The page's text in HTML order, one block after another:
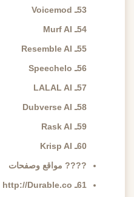
53ـ Voicemod
54ـ Murf AI
55ـ Resemble AI
56ـ Speechelo
57ـ LALAL AI
58ـ Dubverse AI
59ـ Rask AI
60ـ Krisp AI
????️ مواقع وصفحات
61ـ http://Durable.co